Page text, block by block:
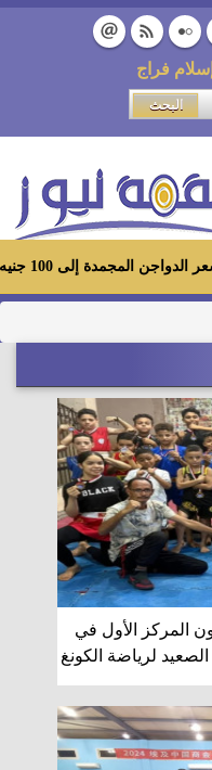
إسلام فراج
الاستهلاكية ومعارض «أهلاً رمضان»
المركز الأول في
لرياضة الكونغ